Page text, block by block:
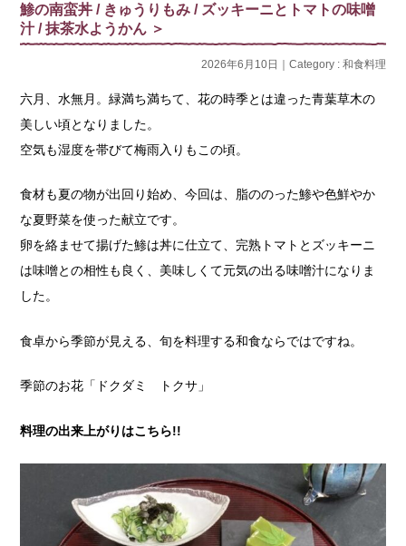
鯵の南蛮丼 / きゅうりもみ / ズッキーニとトマトの味噌
汁 / 抹茶水ようかん ＞
2026年6月10日｜Category : 和食料理
六月、水無月。緑満ち満ちて、花の時季とは違った青葉草木の
美しい頃となりました。
空気も湿度を帯びて梅雨入りもこの頃。
食材も夏の物が出回り始め、今回は、脂ののった鯵や色鮮やか
な夏野菜を使った献立です。
卵を絡ませて揚げた鯵は丼に仕立て、完熟トマトとズッキーニ
は味噌との相性も良く、美味しくて元気の出る味噌汁になりま
した。
食卓から季節が見える、旬を料理する和食ならではですね。
季節のお花「ドクダミ トクサ」
料理の出来上がりはこちら!!